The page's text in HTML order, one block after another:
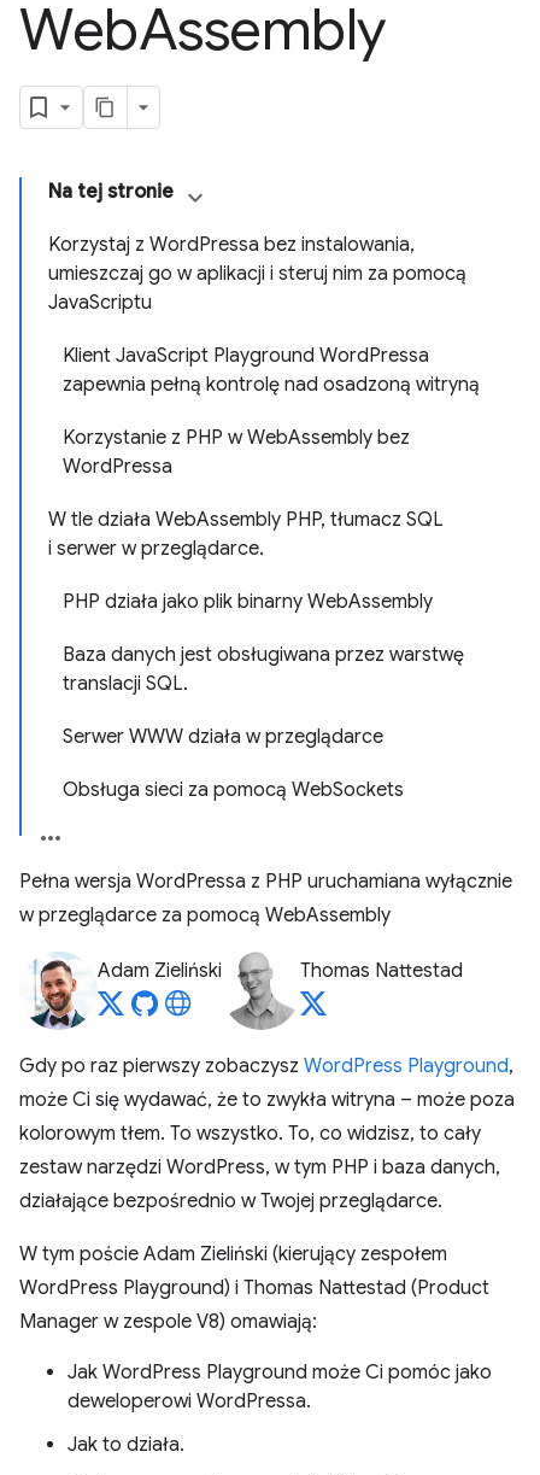
WebAssembly
Na tej stronie
Korzystaj z WordPressa bez instalowania,
umieszczaj go w aplikacji i steruj nim za pomocą
JavaScriptu
Klient JavaScript Playground WordPressa
zapewnia pełną kontrolę nad osadzoną witryną
Korzystanie z PHP w WebAssembly bez
WordPressa
W tle działa WebAssembly PHP, tłumacz SQL
i serwer w przeglądarce.
PHP działa jako plik binarny WebAssembly
Baza danych jest obsługiwana przez warstwę
translacji SQL.
Serwer WWW działa w przeglądarce
Obsługa sieci za pomocą WebSockets
Pełna wersja WordPressa z PHP uruchamiana wyłącznie
w przeglądarce za pomocą WebAssembly
Adam Zieliński Thomas Nattestad
Gdy po raz pierwszy zobaczysz WordPress Playground,
może Ci się wydawać, że to zwykła witryna – może poza
kolorowym tłem. To wszystko. To, co widzisz, to cały
zestaw narzędzi WordPress, w tym PHP i baza danych,
działające bezpośrednio w Twojej przeglądarce.
W tym poście Adam Zieliński (kierujący zespołem
WordPress Playground) i Thomas Nattestad (Product
Manager w zespole V8) omawiają:
Jak WordPress Playground może Ci pomóc jako
deweloperowi WordPressa.
Jak to działa.